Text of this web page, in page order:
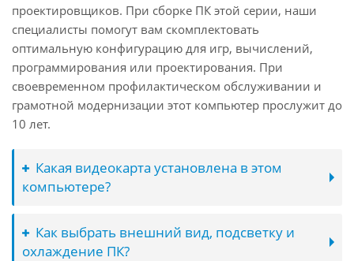
проектировщиков. При сборке ПК этой серии, наши
специалисты помогут вам скомплектовать
оптимальную конфигурацию для игр, вычислений,
программирования или проектирования. При
своевременном профилактическом обслуживании и
грамотной модернизации этот компьютер прослужит до
10 лет.
Какая видеокарта установлена в этом
компьютере?
Как выбрать внешний вид, подсветку и
охлаждение ПК?